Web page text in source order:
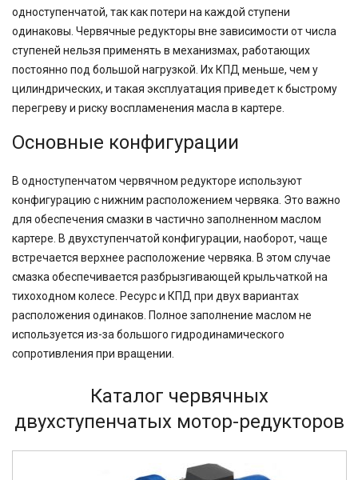
одноступенчатой, так как потери на каждой ступени
одинаковы. Червячные редукторы вне зависимости от числа
ступеней нельзя применять в механизмах, работающих
постоянно под большой нагрузкой. Их КПД меньше, чем у
цилиндрических, и такая эксплуатация приведет к быстрому
перегреву и риску воспламенения масла в картере.
Основные конфигурации
В одноступенчатом червячном редукторе используют
конфигурацию с нижним расположением червяка. Это важно
для обеспечения смазки в частично заполненном маслом
картере. В двухступенчатой конфигурации, наоборот, чаще
встречается верхнее расположение червяка. В этом случае
смазка обеспечивается разбрызгивающей крыльчаткой на
тихоходном колесе. Ресурс и КПД при двух вариантах
расположения одинаков. Полное заполнение маслом не
используется из-за большого гидродинамического
сопротивления при вращении.
Каталог червячных
двухступенчатых мотор-редукторов